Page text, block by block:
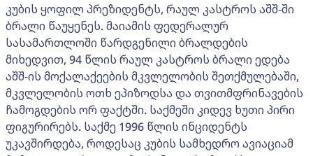
კუბის ყოფილ პრეზიდენტს, რაულ კასტროს აშშ-ში
ბრალი წაუყენეს. მაიამის ფედერალურ
სასამართლოში წარდგენილი ბრალდების
მიხედვით, 94 წლის რაულ კასტროს ბრალი ედება
აშშ-ის მოქალაქეების მკვლელობის შეთქმულებაში,
მკვლელობის ოთხ ეპიზოდსა და თვითმფრინავების
ჩამოგდების ორ ფაქტში. საქმეში კიდევ ხუთი პირი
ფიგურირებს. საქმე 1996 წლის ინციდენტს
უკავშირდება, როდესაც კუბის სამხედრო ავიაციამ